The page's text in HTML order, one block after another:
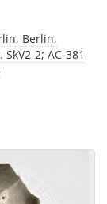
Berlin,
2; AC-381